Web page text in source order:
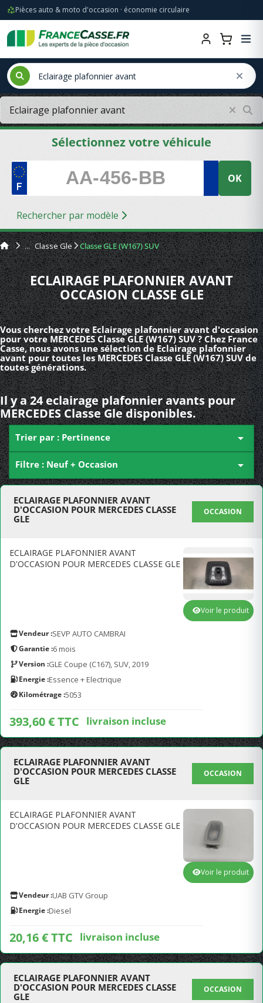
Pièces auto & moto d'occasion · économie circulaire
Sélectionnez votre véhicule
OK
Rechercher par modèle
Classe Gle Classe GLE (W167) SUV
ECLAIRAGE PLAFONNIER AVANT
OCCASION CLASSE GLE
Vous cherchez votre Eclairage plafonnier avant d'occasion
pour votre MERCEDES Classe GLE (W167) SUV ? Chez France
Casse, nous avons une sélection de Eclairage plafonnier
avant pour toutes les MERCEDES Classe GLE (W167) SUV de
toutes générations.
Il y a 24 eclairage plafonnier avants pour
MERCEDES Classe Gle disponibles.
Trier par : Pertinence 
Filtre : Neuf + Occasion 
ECLAIRAGE PLAFONNIER AVANT
D'OCCASION POUR MERCEDES CLASSE
GLE
OCCASION
ECLAIRAGE PLAFONNIER AVANT
D'OCCASION POUR MERCEDES CLASSE GLE
Vendeur :SEVP AUTO CAMBRAI
Garantie :6 mois
Version :GLE Coupe (C167), SUV, 2019
Energie :Essence + Electrique
Kilométrage :5053
393,60 € TTC livraison incluse
Voir le produit
ECLAIRAGE PLAFONNIER AVANT
D'OCCASION POUR MERCEDES CLASSE
GLE
OCCASION
ECLAIRAGE PLAFONNIER AVANT
D'OCCASION POUR MERCEDES CLASSE GLE
Vendeur :UAB GTV Group
Energie :Diesel
20,16 € TTC livraison incluse
Voir le produit
ECLAIRAGE PLAFONNIER AVANT
D'OCCASION POUR MERCEDES CLASSE
GLE
OCCASION